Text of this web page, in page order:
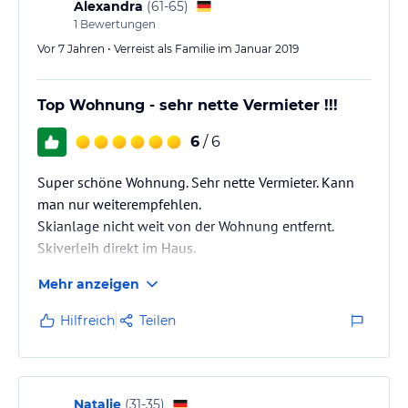
Alexandra (61-65)
1 Bewertungen
Vor 7 Jahren • Verreist als Familie im Januar 2019
Top Wohnung - sehr nette Vermieter !!!
6 / 6
Super schöne Wohnung. Sehr nette Vermieter. Kann
man nur weiterempfehlen.
Skianlage nicht weit von der Wohnung entfernt.
Skiverleih direkt im Haus.
Mehr anzeigen
Hilfreich Teilen
Natalie (31-35)